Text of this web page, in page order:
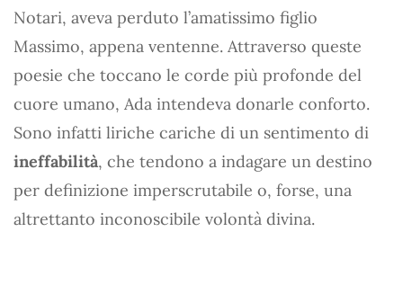
Notari, aveva perduto l’amatissimo figlio
Massimo, appena ventenne. Attraverso queste
poesie che toccano le corde più profonde del
cuore umano, Ada intendeva donarle conforto.
Sono infatti liriche cariche di un sentimento di
ineffabilità, che tendono a indagare un destino
per definizione imperscrutabile o, forse, una
altrettanto inconoscibile volontà divina.